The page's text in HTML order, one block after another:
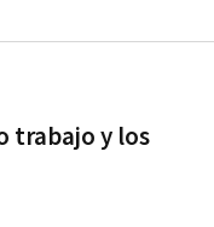
trabajo y los